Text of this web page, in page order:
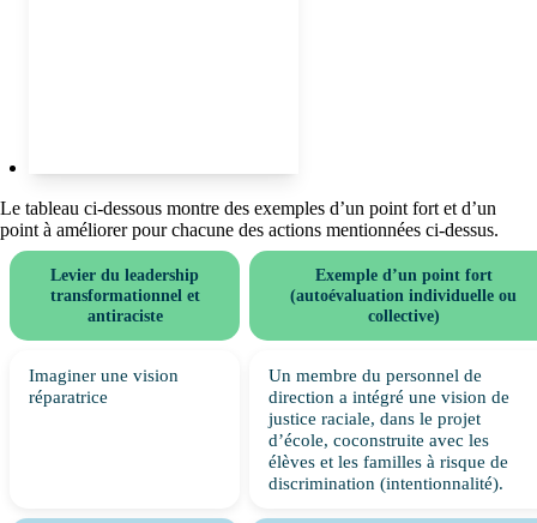
Le tableau ci-dessous montre des exemples d’un point fort et d’un
point à améliorer pour chacune des actions mentionnées ci-dessus.
Levier du leadership
transformationnel et
antiraciste
Exemple d’un point fort
(autoévaluation individuelle ou
collective)
Imaginer une vision
réparatrice
Un membre du personnel de
direction a intégré une vision de
justice raciale, dans le projet
d’école, coconstruite avec les
élèves et les familles à risque de
discrimination (intentionnalité).